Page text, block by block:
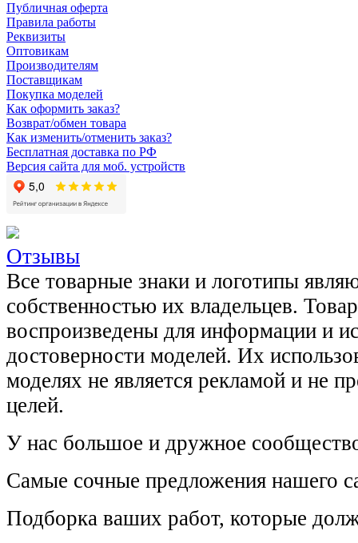
Публичная оферта
Правила работы
Реквизиты
Оптовикам
Производителям
Поставщикам
Покупка моделей
Как оформить заказ?
Возврат/обмен товара
Как изменить/отменить заказ?
Бесплатная доставка по РФ
Версия сайта для моб. устройств
Отзывы
Все товарные знаки и логотипы
собственностью их владельцев.
воспроизведены для информации и
достоверности моделей. Их
моделях не является рекламой и не
целей.
У нас большое и дружное
Самые сочные предложения нашего
Подборка ваших работ, которые